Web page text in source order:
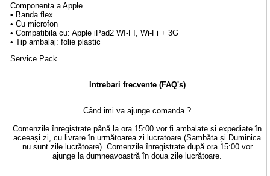
Componenta a Apple
• Banda flex
• Cu microfon
• Compatibila cu: Apple iPad2 WI-FI, Wi-Fi + 3G
• Tip ambalaj: folie plastic
Service Pack
Intrebari frecvente (FAQ's)
Când imi va ajunge comanda ?
Comenzile înregistrate până la ora 15:00 vor fi ambalate si expediate în
aceeași zi, cu livrare în următoarea zi lucratoare (Sambăta și Duminica
nu sunt zile lucrătoare). Comenzile înregistrate după ora 15:00 vor
ajunge la dumneavoastră în doua zile lucrătoare.